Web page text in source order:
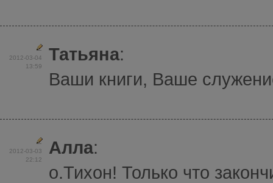
2012-03-04
13:59
Татьяна:
Ваши книги, Ваше
2012-03-03
22:12
Алла:
о.Тихон! Только что